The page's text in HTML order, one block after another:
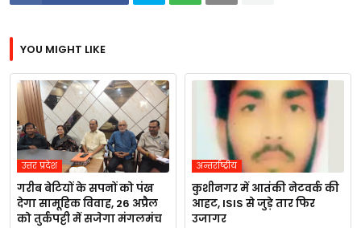
YOU MIGHT LIKE
उत्तर प्रदेश
गरीब बेटियों के सपनों को पंख
देगा सामूहिक विवाह, 26 अप्रैल
को तुर्कपट्टी में सजेगा मंगलमंच
अन्तर्राष्ट्रीय
कुशीनगर में आतंकी नेटवर्क की
आहट, ISIS से जुड़े तार फिर
उजागर